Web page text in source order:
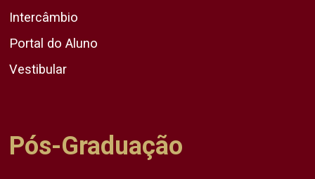
Intercâmbio
Portal do Aluno
Vestibular
Pós-Graduação